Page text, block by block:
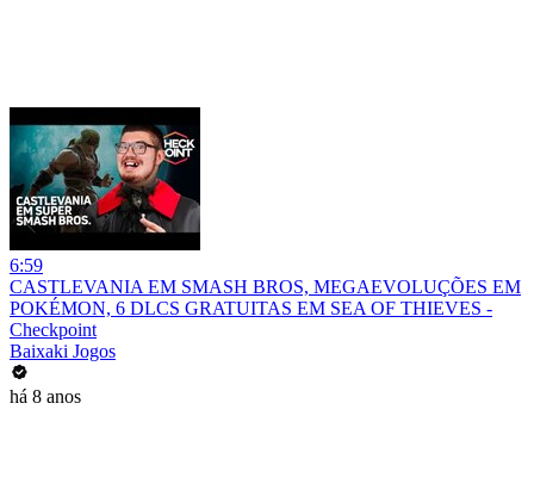
6:59
CASTLEVANIA EM SMASH BROS, MEGAEVOLUÇÕES EM
POKÉMON, 6 DLCS GRATUITAS EM SEA OF THIEVES -
Checkpoint
Baixaki Jogos
há 8 anos